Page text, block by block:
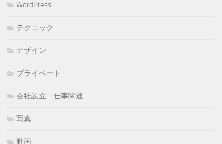
WordPress
テクニック
デザイン
プライベート
会社設立・仕事関連
写真
動画